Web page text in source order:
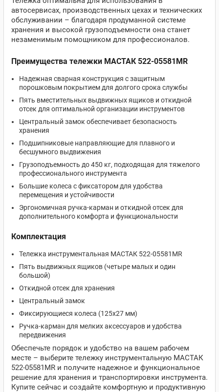
автосервисах, производственных цехах и технических
обслуживании – благодаря продуманной системе
хранения и высокой грузоподъемности она станет
незаменимым помощником для профессионалов.
Преимущества тележки МАСТАК 522-05581MR
Надежная сварная конструкция с защитным
порошковым покрытием для долгого срока службы
Пять вместительных выдвижных ящиков и откидной
отсек для оптимальной организации инструментов
Центральный замок обеспечивает безопасность
хранения
Подшипниковые направляющие для плавного и
бесшумного выдвижения
Грузоподъемность до 450 кг, подходящая для тяжелого
профессионального инструмента
Большие колеса с фиксатором для удобства
перемещения и устойчивости
Эргономичная ручка-карман и откидной отсек для
дополнительного комфорта и функциональности
Комплектация
Тележка инструментальная МАСТАК 522-05581MR
Пять выдвижных ящиков (четыре малых и один
большой)
Откидной отсек для хранения
Центральный замок
Фиксирующиеся колеса (125х27 мм)
Ручка-карман для мелких аксессуаров и удобства
передвижения
Обеспечьте порядок и удобство на вашем рабочем
месте – выберите тележку инструментальную МАСТАК
522-05581MR и получите надежное и функциональное
решение для хранения и транспортировки инструмента.
Купите сейчас и создайте комфортную и продуктивную